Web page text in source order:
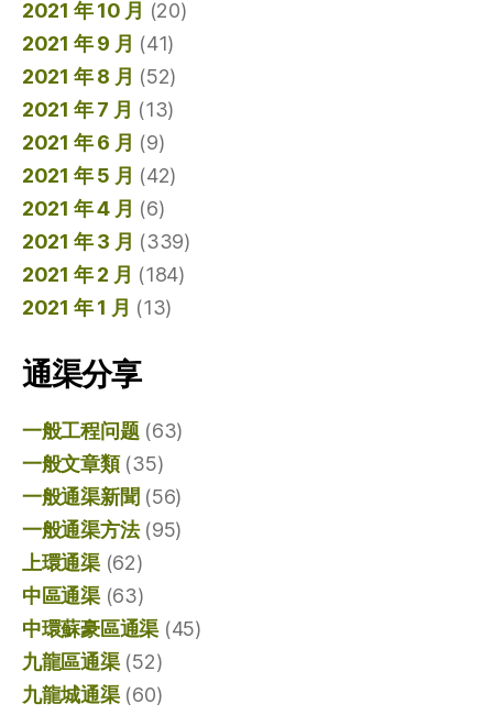
2021 年 10 月 (20)
2021 年 9 月 (41)
2021 年 8 月 (52)
2021 年 7 月 (13)
2021 年 6 月 (9)
2021 年 5 月 (42)
2021 年 4 月 (6)
2021 年 3 月 (339)
2021 年 2 月 (184)
2021 年 1 月 (13)
通渠分享
一般工程问题(63)
一般文章類(35)
一般通渠新聞 (56)
一般通渠方法(95)
上環通渠(62)
中區通渠(63)
中環蘇豪區通渠 (45)
九龍區通渠(52)
九龍城通渠(60)